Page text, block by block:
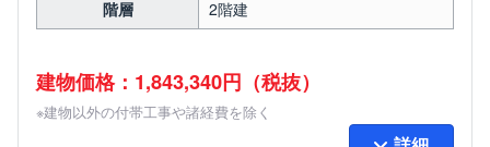
階層
2階建
建物価格：1,843,340円（税抜）
※建物以外の付帯工事や諸経費を除く